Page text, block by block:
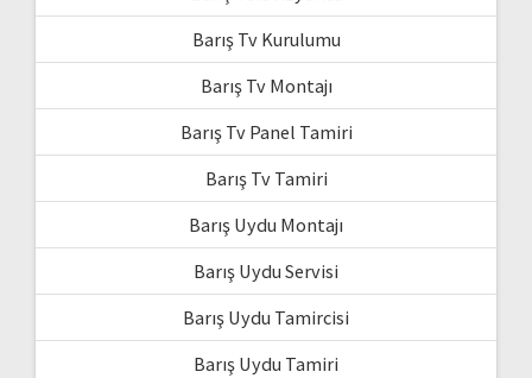
Barış Tv Kurulumu
Barış Tv Montajı
Barış Tv Panel Tamiri
Barış Tv Tamiri
Barış Uydu Montajı
Barış Uydu Servisi
Barış Uydu Tamircisi
Barış Uydu Tamiri